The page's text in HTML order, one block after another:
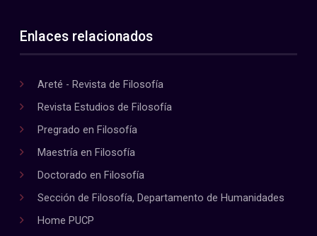
Enlaces relacionados
Areté - Revista de Filosofía
Revista Estudios de Filosofía
Pregrado en Filosofía
Maestría en Filosofía
Doctorado en Filosofía
Sección de Filosofía, Departamento de Humanidades
Home PUCP